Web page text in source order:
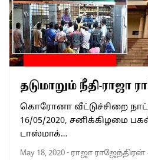
தடுமாறும் நீதி-ராஜா
கொரோனா வீட்டுச்சிறை
16/05/2020, சனிக்கிழமை
டாஸ்மாக்…
May 18, 2020- ராஜா ராஜேந்திரன் ·